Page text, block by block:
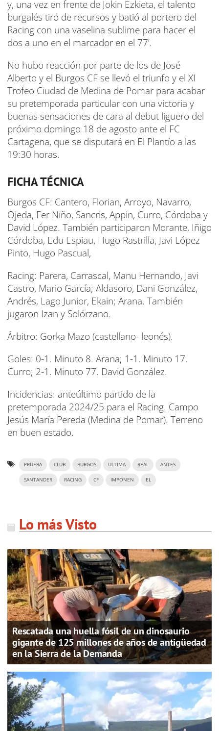
y, una vez en frente de Jokin Ezkieta, el talento
burgalés tiró de recursos y batió al portero del
Racing con una vaselina sublime para hacer el
dos a uno en el marcador en el 77’.
No hubo reacción por parte de los de José
Alberto y el Burgos CF se llevó el triunfo y el XI
Trofeo Ciudad de Medina de Pomar para acabar
su pretemporada particular con una victoria y
buenas sensaciones de cara al debut liguero del
próximo domingo 18 de agosto ante el FC
Cartagena, que se disputará en El Plantío a las
19:30 horas.
FICHA TÉCNICA
Burgos CF: Cantero, Florian, Arroyo, Navarro,
Ojeda, Fer Niño, Sancris, Appin, Curro, Córdoba y
David López. También participaron Morante, Iñigo
Córdoba, Edu Espiau, Hugo Rastrilla, Javi López
Pinto, Hugo Pascual,
Racing: Parera, Carrascal, Manu Hernando, Javi
Castro, Mario García; Aldasoro, Dani González,
Andrés, Lago Junior, Ekain; Arana. También
jugaron Izan y Solórzano.
Árbitro: Gorka Mazo (castellano- leonés).
Goles: 0-1. Minuto 8. Arana; 1-1. Minuto 17.
Curro; 2-1. Minuto 77. David González.
Incidencias: anteúltimo partido de la
pretemporada 2024/25 para el Racing. Campo
Jesús María Pereda (Medina de Pomar). Terreno
en buen estado.
PRUEBA CLUB BURGOS ULTIMA REAL ANTES
SANTANDER RACING CF IMPONEN EL
Lo más Visto
Rescatada una huella fósil de un dinosaurio
gigante de 125 millones de años de antigüedad
en la Sierra de la Demanda